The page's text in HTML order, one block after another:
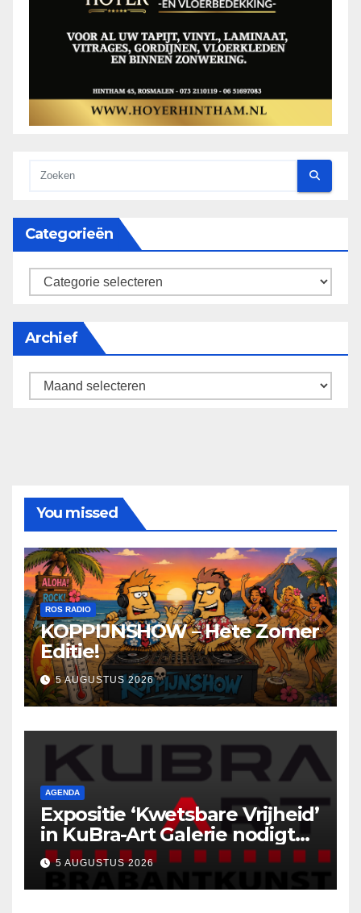
Categorieën
categorieën
Archief
Archief
You missed
ROS RADIO
KOPPIJNSHOW – Hete Zomer
Editie!
5 AUGUSTUS 2026
AGENDA
Expositie ‘Kwetsbare Vrijheid’
in KuBra-Art Galerie nodigt
uit tot ontmoeting en
reflectie
5 AUGUSTUS 2026